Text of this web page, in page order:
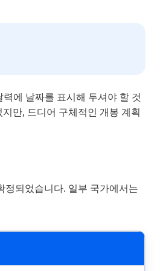
에 날짜를 표시해 두셔야 할 것
만, 드디어 구체적인 개봉 계획
정되었습니다. 일부 국가에서는